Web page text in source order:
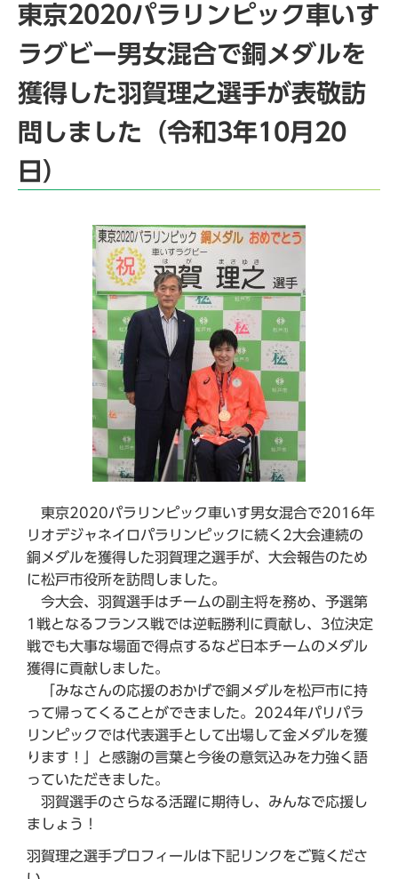
東京2020パラリンピック車いす
ラグビー男女混合で銅メダルを
獲得した羽賀理之選手が表敬訪
問しました（令和3年10月20
日）
東京2020パラリンピック車いす男女混合で2016年
リオデジャネイロパラリンピックに続く2大会連続の
銅メダルを獲得した羽賀理之選手が、大会報告のため
に松戸市役所を訪問しました。
今大会、羽賀選手はチームの副主将を務め、予選第
1戦となるフランス戦では逆転勝利に貢献し、3位決定
戦でも大事な場面で得点するなど日本チームのメダル
獲得に貢献しました。
「みなさんの応援のおかげで銅メダルを松戸市に持
って帰ってくることができました。2024年パリパラ
リンピックでは代表選手として出場して金メダルを獲
ります！」と感謝の言葉と今後の意気込みを力強く語
っていただきました。
羽賀選手のさらなる活躍に期待し、みんなで応援し
ましょう！
羽賀理之選手プロフィールは下記リンクをご覧くださ